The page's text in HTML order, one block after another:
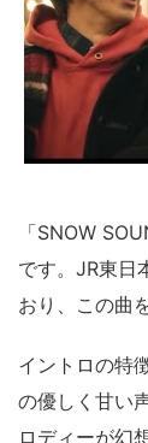
「SNOW
です。JR東日
おり、この曲
イントロの特
の優しく甘い
ロディーが幻